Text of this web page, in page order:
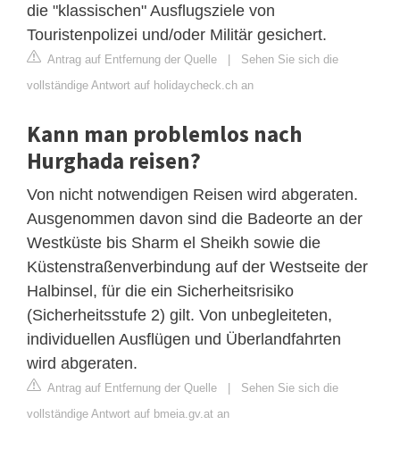
die "klassischen" Ausflugsziele von
Touristenpolizei und/oder Militär gesichert.
Antrag auf Entfernung der Quelle | Sehen Sie sich die
vollständige Antwort auf holidaycheck.ch an
Kann man problemlos nach
Hurghada reisen?
Von nicht notwendigen Reisen wird abgeraten.
Ausgenommen davon sind die Badeorte an der
Westküste bis Sharm el Sheikh sowie die
Küstenstraßenverbindung auf der Westseite der
Halbinsel, für die ein Sicherheitsrisiko
(Sicherheitsstufe 2) gilt. Von unbegleiteten,
individuellen Ausflügen und Überlandfahrten
wird abgeraten.
Antrag auf Entfernung der Quelle | Sehen Sie sich die
vollständige Antwort auf bmeia.gv.at an